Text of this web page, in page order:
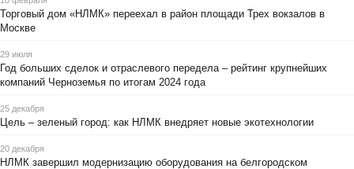
Торговый дом «НЛМК» переехал в район площади Трех вокзалов в
Москве
29 июля
Год больших сделок и отраслевого передела – рейтинг крупнейших
компаний Черноземья по итогам 2024 года
25 декабря
Цель – зеленый город: как НЛМК внедряет новые экотехнологии
20 декабря
НЛМК завершил модернизацию оборудования на белгородском